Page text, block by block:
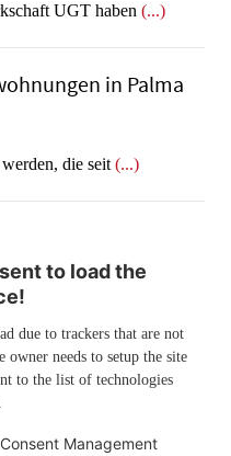
UGT haben (...)
in Palma
die seit (...)
to load the
due to trackers that are not
needs to setup the site
to the list of technologies
Management